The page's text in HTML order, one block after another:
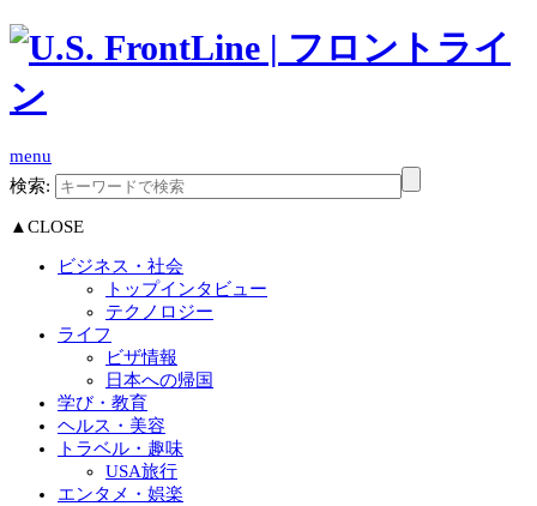
menu
検索:
▲CLOSE
ビジネス・社会
トップインタビュー
テクノロジー
ライフ
ビザ情報
日本への帰国
学び・教育
ヘルス・美容
トラベル・趣味
USA旅行
エンタメ・娯楽